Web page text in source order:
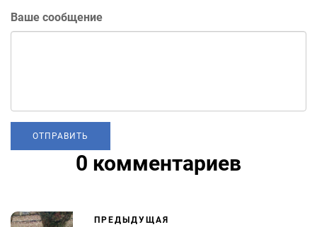
Ваше сообщение
0 комментариев
ПРЕДЫДУЩАЯ